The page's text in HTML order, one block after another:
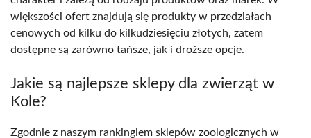
większości ofert znajdują się produkty w przedziałach
cenowych od kilku do kilkudziesięciu złotych, zatem
dostępne są zarówno tańsze, jak i droższe opcje.
Jakie są najlepsze sklepy dla zwierząt w
Kole?
Zgodnie z naszym rankingiem sklepów zoologicznych w